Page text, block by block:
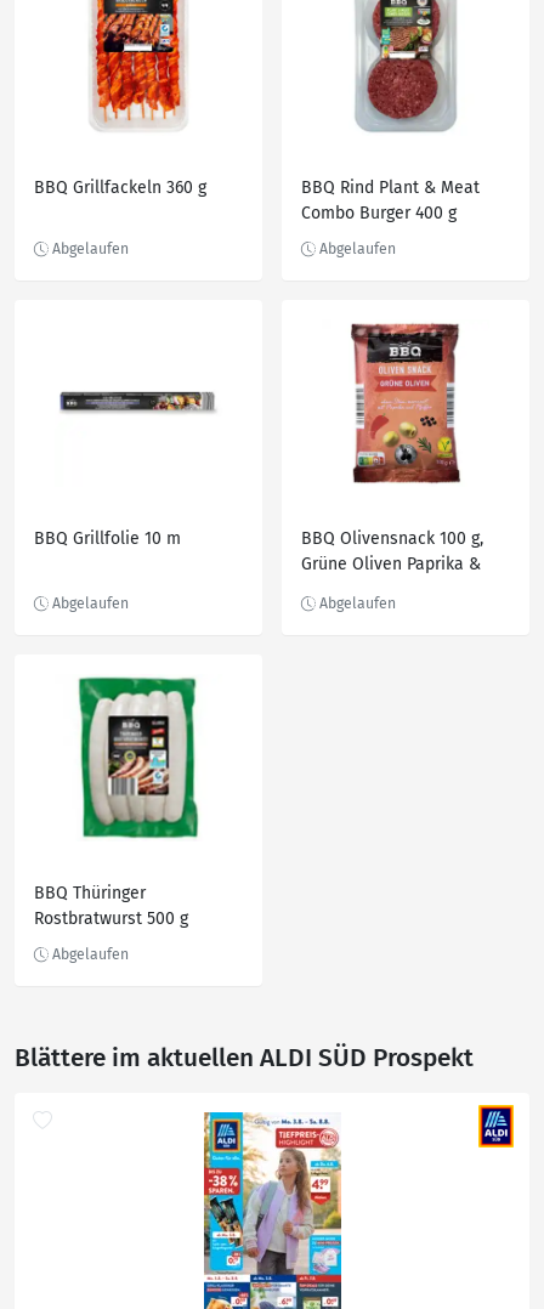
BBQ Grillfackeln 360 g
BBQ Rind Plant & Meat
Combo Burger 400 g
BBQ Grillfolie 10 m
BBQ Olivensnack 100 g,
Grüne Oliven Paprika &
BBQ Thüringer
Rostbratwurst 500 g
Blättere im aktuellen ALDI SÜD Prospekt